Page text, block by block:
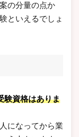
の分量の点か
といえるでしょ
験資格はありま
になってから業